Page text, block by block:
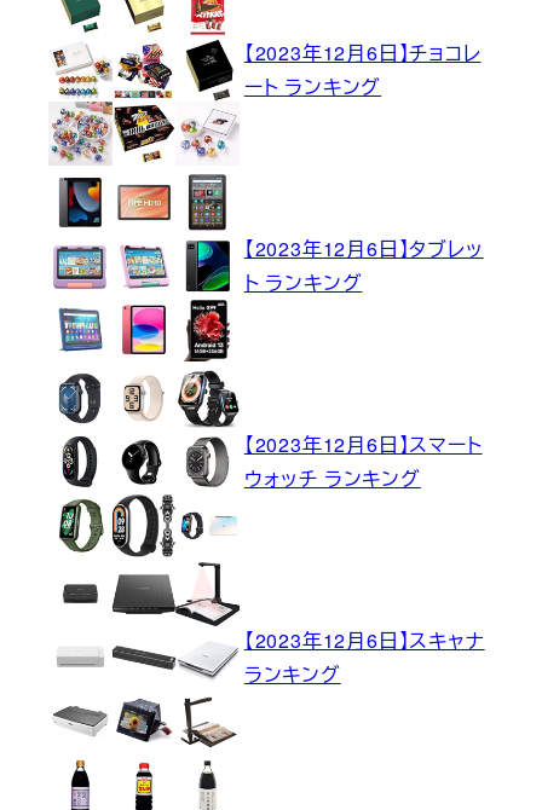
【2023年12月6日】チョコレ
ート ランキング
【2023年12月6日】タブレッ
ト ランキング
【2023年12月6日】スマート
ウォッチ ランキング
【2023年12月6日】スキャナ
ランキング